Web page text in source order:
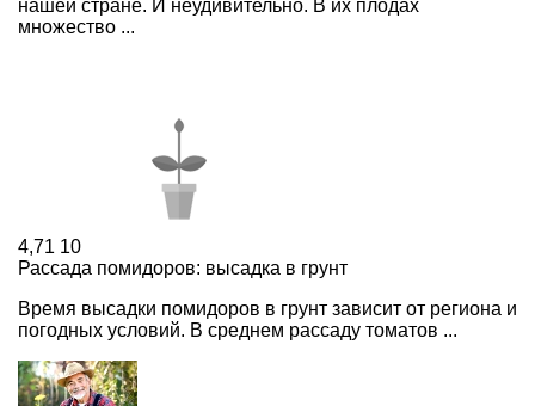
нашей стране. И неудивительно. В их плодах
множество ...
4,71 10
Рассада помидоров: высадка в грунт
Время высадки помидоров в грунт зависит от региона и
погодных условий. В среднем рассаду томатов ...